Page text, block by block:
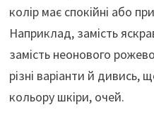
колір має спокійні або
Наприклад, замість
замість неонового
різні варіанти й
кольору шкіри, очей.